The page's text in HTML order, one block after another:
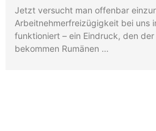
Jetzt versucht man offenbar
Arbeitnehmerfreizügigkeit bei uns
funktioniert – ein Eindruck, den der
bekommen Rumänen …